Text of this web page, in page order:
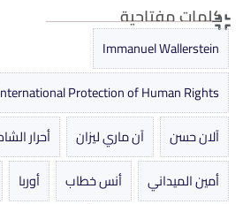
كلمات مفتاحية
Immanuel Wallerstein
International Protection of Human Rights
آلان حسن
آن ماري ليزان أحرار الشام
أمين الميداني
أنس خطاب أوربا